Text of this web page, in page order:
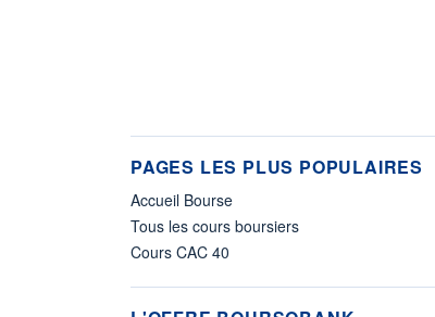
PAGES LES PLUS POPULAIRES
Accueil Bourse
Tous les cours boursiers
Cours CAC 40